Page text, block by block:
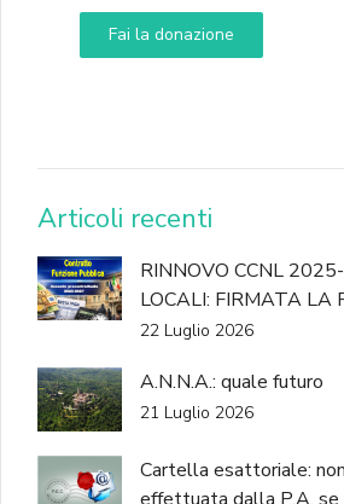
Fai la donazione
DONA
Articoli recenti
RINNOVO CCNL
LOCALI: FIRMATA LA
22 Luglio 2026
A.N.N.A.: quale futuro
21 Luglio 2026
Cartella esattoriale:
effettuata dalla P.A. se